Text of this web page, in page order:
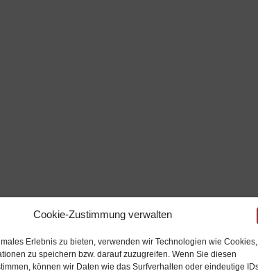
Cookie-Zustimmung verwalten
Erlebnis zu bieten, verwenden wir Technologien wie Cookies,
zu speichern bzw. darauf zuzugreifen. Wenn Sie diesen
können wir Daten wie das Surfverhalten oder eindeutige